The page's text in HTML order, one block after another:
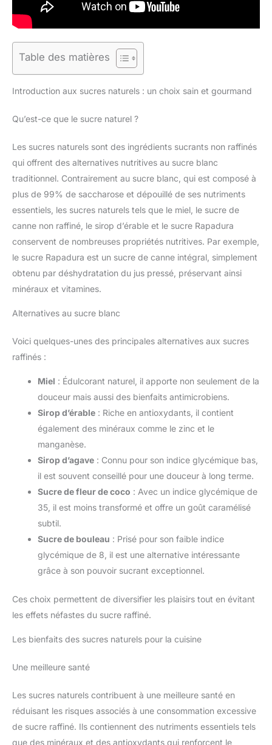
Table des matières
Introduction aux sucres naturels : un choix sain et gourmand
Qu’est-ce que le sucre naturel ?
Les sucres naturels sont des ingrédients sucrants non raffinés
qui offrent des alternatives nutritives au sucre blanc
traditionnel. Contrairement au sucre blanc, qui est composé à
plus de 99% de saccharose et dépouillé de ses nutriments
essentiels, les sucres naturels tels que le miel, le sucre de
canne non raffiné, le sirop d’érable et le sucre Rapadura
conservent de nombreuses propriétés nutritives. Par exemple,
le sucre Rapadura est un sucre de canne intégral, simplement
obtenu par déshydratation du jus pressé, préservant ainsi
minéraux et vitamines.
Alternatives au sucre blanc
Voici quelques-unes des principales alternatives aux sucres
raffinés :
Miel : Édulcorant naturel, il apporte non seulement de la
douceur mais aussi des bienfaits antimicrobiens.
Sirop d’érable : Riche en antioxydants, il contient
également des minéraux comme le zinc et le
manganèse.
Sirop d’agave : Connu pour son indice glycémique bas,
il est souvent conseillé pour une douceur à long terme.
Sucre de fleur de coco : Avec un indice glycémique de
35, il est moins transformé et offre un goût caramélisé
subtil.
Sucre de bouleau : Prisé pour son faible indice
glycémique de 8, il est une alternative intéressante
grâce à son pouvoir sucrant exceptionnel.
Ces choix permettent de diversifier les plaisirs tout en évitant
les effets néfastes du sucre raffiné.
Les bienfaits des sucres naturels pour la cuisine
Une meilleure santé
Les sucres naturels contribuent à une meilleure santé en
réduisant les risques associés à une consommation excessive
de sucre raffiné. Ils contiennent des nutriments essentiels tels
que des minéraux et des antioxydants qui renforcent le